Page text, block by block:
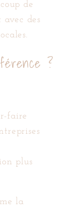
de
des
?
faire
plus
la